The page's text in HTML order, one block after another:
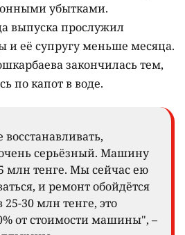
убытками.
выпуска прослужил
и её супругу меньше месяца.
закончилась тем,
по капот в воде.
серьёзный. Машину
млн тенге. Мы сейчас ею
и ремонт обойдётся
30 млн тенге, это
от стоимости машины", –